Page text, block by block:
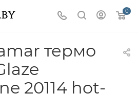
0
термо
20114 hot-